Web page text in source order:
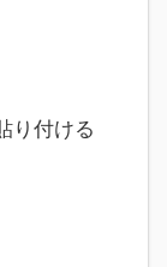
り付ける